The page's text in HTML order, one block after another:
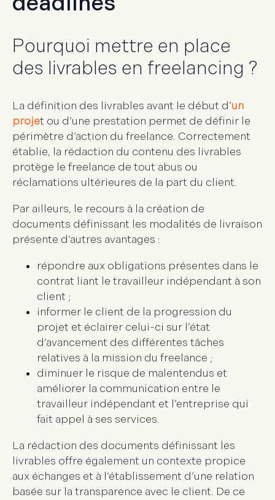
Pourquoi mettre en place
des livrables en freelancing ?
La définition des livrables avant le début d’un
projet ou d’une prestation permet de définir le
périmètre d’action du freelance. Correctement
établie, la rédaction du contenu des livrables
protège le freelance de tout abus ou
réclamations ultérieures de la part du client.
Par ailleurs, le recours à la création de
documents définissant les modalités de livraison
présente d’autres avantages :
répondre aux obligations présentes dans le
contrat liant le travailleur indépendant à son
client ;
informer le client de la progression du
projet et éclairer celui-ci sur l’état
d’avancement des différentes tâches
relatives à la mission du freelance ;
diminuer le risque de malentendus et
améliorer la communication entre le
travailleur indépendant et l’entreprise qui
fait appel à ses services.
La rédaction des documents définissant les
livrables offre également un contexte propice
aux échanges et à l’établissement d’une relation
basée sur la transparence avec le client. De ce